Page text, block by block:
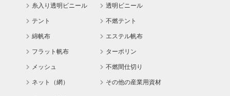
糸入り透明ビニール 透明ビニール
テント 不燃テント
綿帆布 エステル帆布
フラット帆布 ターポリン
メッシュ 不燃間仕切り
ネット（網） その他の産業用資材